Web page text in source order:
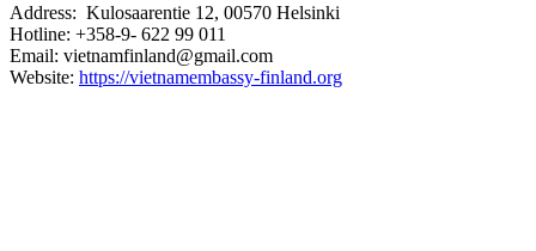
Address: Kulosaarentie 12, 00570 Helsinki
Hotline: +358-9- 622 99 011​​
Email: vietnamfinland@gmail.com
Website: https://vietnamembassy-finland.org